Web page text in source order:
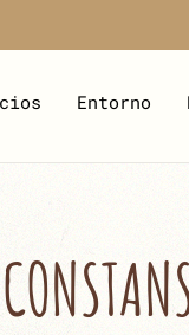
Entorno